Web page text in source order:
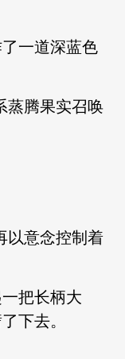
一道深蓝色
蒸腾果实召唤
以意念控制着
把长柄大
下去。